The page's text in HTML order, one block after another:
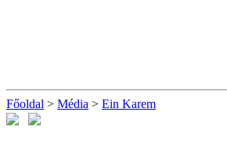
Főoldal > Média > Ein Karem